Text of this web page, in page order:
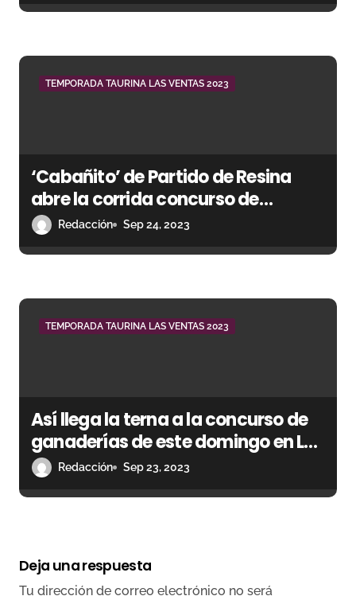
a
TEMPORADA TAURINA LAS VENTAS 2023
‘Cabañito’ de Partido de Resina
abre la corrida concurso de
ganaderías
Redacción Sep 24, 2023
TEMPORADA TAURINA LAS VENTAS 2023
Así llega la terna a la concurso de
ganaderías de este domingo en Las
Ventas
Redacción Sep 23, 2023
Deja una respuesta
Tu dirección de correo electrónico no será